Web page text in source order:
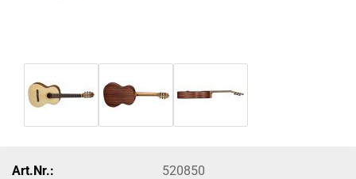
Art.Nr.:
520850